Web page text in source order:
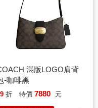
滿版LOGO肩背
-咖啡黑
折 特價 7880 元